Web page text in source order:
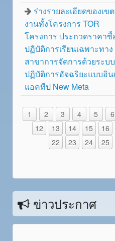
ร่างรายละเอียดของเข
งานทั้งโครงการ TOR
โครงการ ประกวดราคา
ปฏิบัติการเรียนเฉพาะทาง
สาขาการจัดการด้วยระบบ
ปฏิบัติการอัจฉริยะแบบอิน
แอคทีป New Meta
1 2 3 4 5 6
12
13 14 15 16
22
23 24 25
ข่าวประกาศ